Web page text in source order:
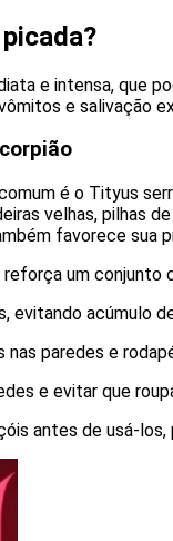
e intensa, que
e salivação
é o Tityus
velhas, pilhas
favorece sua
um
evitando acúmulo
nas paredes e
e evitar que
antes de usá-